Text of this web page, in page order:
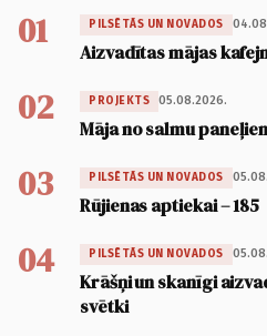
01 PILSĒTĀS UN NOVADOS
Aizvadītas mājas
02 PROJEKTS 05.08.2026.
Māja no salmu
03 PILSĒTĀS UN NOVADOS
Rūjienas aptiekai – 185
04 PILSĒTĀS UN NOVADOS
Krāšņi un skanīgi
svētki